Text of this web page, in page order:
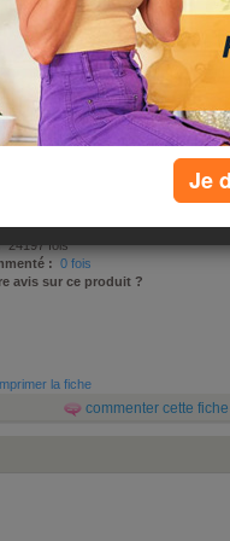
son caddie en mangeant
une enquête sur nos habitudes qu'un
Patrick Sérog vous partagent un
cassés chipolatas".
Jean-Michel Cohen et Patrick
septembre 2009
24197 fois
: 0 fois
avis sur ce produit ?
la fiche
commenter cette fiche
Je